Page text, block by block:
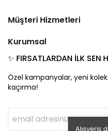
Alışveriş
Müşteri Hizmetleri
Kurumsal
✨ FIRSATLARDAN İLK SEN
Özel kampanyalar, yeni
kaçırma!